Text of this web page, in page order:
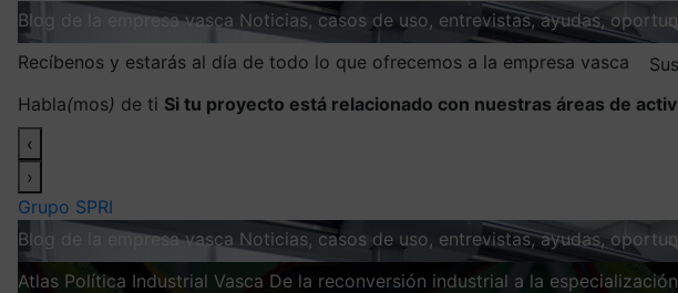
Blog de la empresa vasca Noticias, casos de uso, entrevistas, ayudas,
Recíbenos y estarás al día de todo lo que ofrecemos a la empresa vasca
Habla(mos) de ti Si tu proyecto está relacionado con nuestras áreas de
‹
›
Grupo SPRI
Blog de la empresa vasca Noticias, casos de uso, entrevistas, ayudas,
Atlas Política Industrial Vasca De la reconversión industrial a la